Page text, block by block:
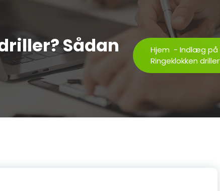
Sådan
Hjem - Indlæg på
Ringeklokken